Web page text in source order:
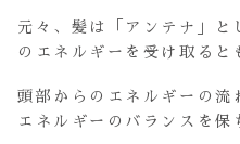
元々、髪は「アンテナ」と
のエネルギーを受け取ると
頭部からのエネルギーの流
エネルギーのバランスを保